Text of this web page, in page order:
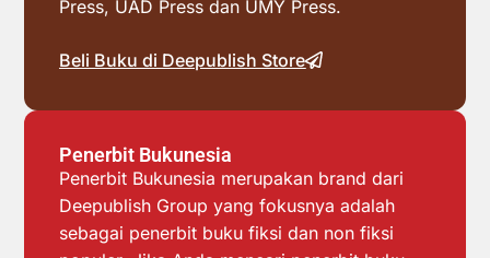
Press, UAD Press dan UMY Press.
Beli Buku di Deepublish Store
Penerbit Bukunesia
Penerbit Bukunesia merupakan brand dari
Deepublish Group yang fokusnya adalah
sebagai penerbit buku fiksi dan non fiksi